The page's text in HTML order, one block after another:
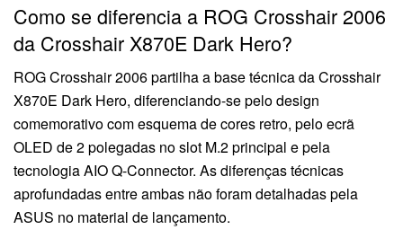
Como se diferencia a ROG Crosshair 2006
da Crosshair X870E Dark Hero?
ROG Crosshair 2006 partilha a base técnica da Crosshair
X870E Dark Hero, diferenciando-se pelo design
comemorativo com esquema de cores retro, pelo ecrã
OLED de 2 polegadas no slot M.2 principal e pela
tecnologia AIO Q-Connector. As diferenças técnicas
aprofundadas entre ambas não foram detalhadas pela
ASUS no material de lançamento.